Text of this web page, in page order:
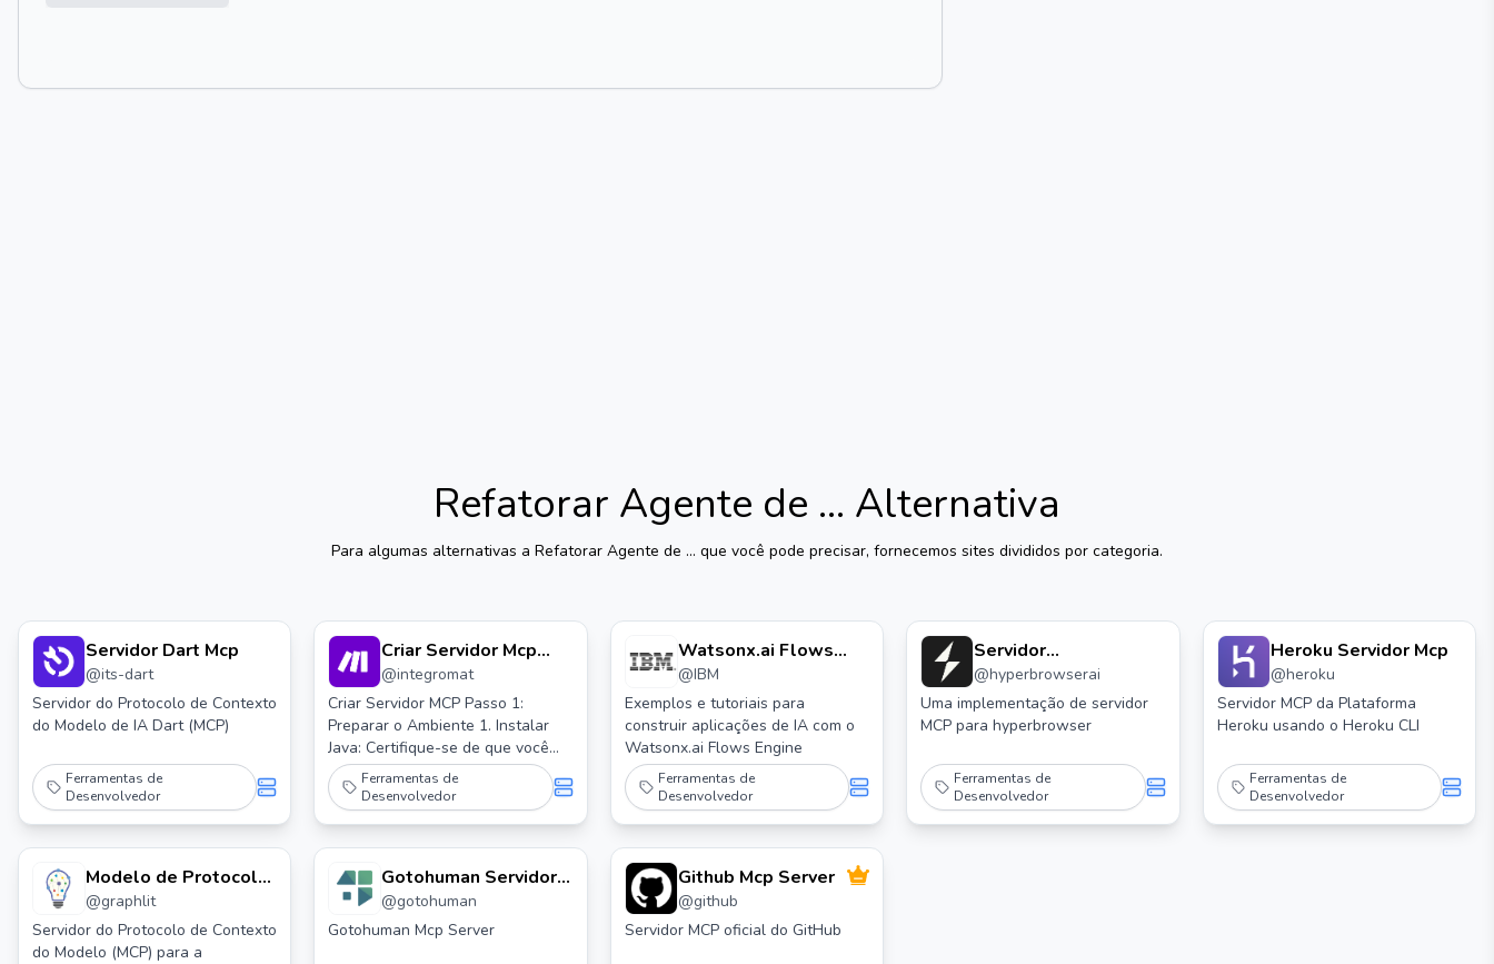
Refatorar Agente de ... Alternativa
Para algumas alternativas a Refatorar Agente de ... que você pode precisar, fornecemos sites divididos por categoria.
Servidor Dart Mcp
@its-dart
Servidor do Protocolo de Contexto
do Modelo de IA Dart (MCP)
Ferramentas de
Desenvolvedor
Criar Servidor Mcp
(legado) Passo 1:
Baixar o Software 1.
Acesse o site oficial
do MCP. 2. Baixe a
versão mais recente
do servidor legado.
arquivos baixados
para uma pasta de
sua escolha. 2. Abra o
@integromat
Criar Servidor MCP Passo 1:
Preparar o Ambiente 1. Instalar
Java: Certifique-se de que você
tem o Java instalado. Você pode
baixar a versão mais recente do
[site oficial do Java]
(http://mcp.ocean-labs.de/) e baixe
a versão mais recente do MCP.
Passo 2: Configurar o MCP 1.
Ferramentas de
Desenvolvedor
Watsonx.ai Flows
Engine
@IBM
Exemplos e tutoriais para
construir aplicações de IA com o
Watsonx.ai Flows Engine
Ferramentas de
Desenvolvedor
Servidor
Hyperbrowser Mcp
@hyperbrowserai
Uma implementação de servidor
MCP para hyperbrowser
Ferramentas de
Desenvolvedor
Heroku Servidor Mcp
@heroku
Servidor MCP da Plataforma
Heroku usando o Heroku CLI
Ferramentas de
Desenvolvedor
Modelo de Protocolo
de Contexto de
Modelo (mcp)
Servidor Para
@graphlit
Servidor do Protocolo de Contexto
do Modelo (MCP) para a
Gotohuman Servidor
Mcp
@gotohuman
Gotohuman Mcp Server
Github Mcp Server
@github
Servidor MCP oficial do GitHub